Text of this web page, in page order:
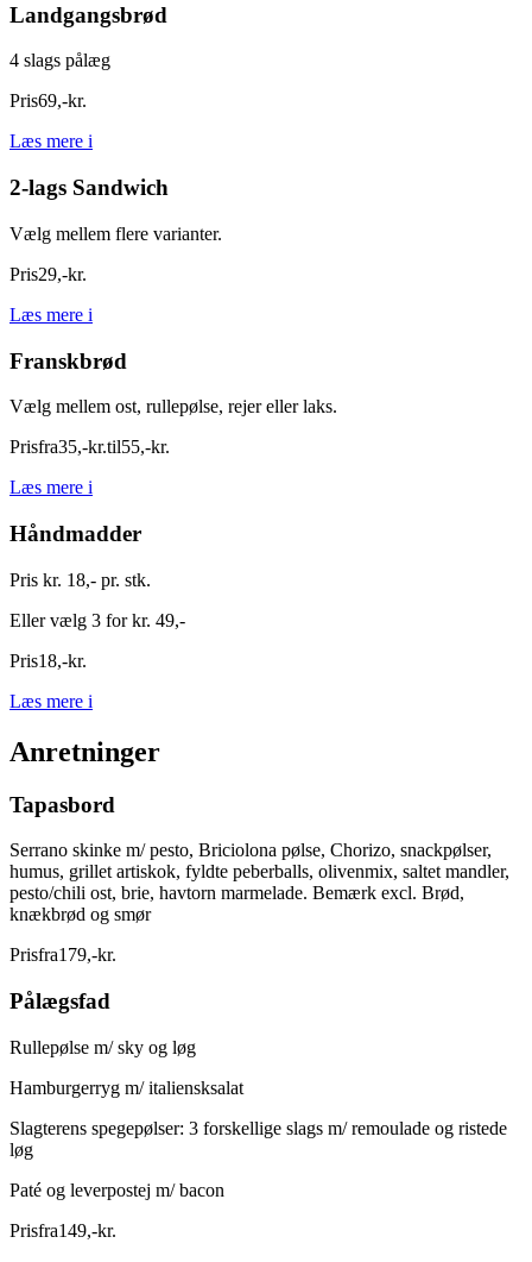
Landgangsbrød
4 slags pålæg
Pris69,-kr.
Læs mere i
2-lags Sandwich
Vælg mellem flere varianter.
Pris29,-kr.
Læs mere i
Franskbrød
Vælg mellem ost, rullepølse, rejer eller laks.
Prisfra35,-kr.til55,-kr.
Læs mere i
Håndmadder
Pris kr. 18,- pr. stk.
Eller vælg 3 for kr. 49,-
Pris18,-kr.
Læs mere i
Anretninger
Tapasbord
Serrano skinke m/ pesto, Briciolona pølse, Chorizo, snackpølser,
humus, grillet artiskok, fyldte peberballs, olivenmix, saltet mandler,
pesto/chili ost, brie, havtorn marmelade. Bemærk excl. Brød,
knækbrød og smør
Prisfra179,-kr.
Pålægsfad
Rullepølse m/ sky og løg
Hamburgerryg m/ italiensksalat
Slagterens spegepølser: 3 forskellige slags m/ remoulade og ristede
løg
Paté og leverpostej m/ bacon
Prisfra149,-kr.